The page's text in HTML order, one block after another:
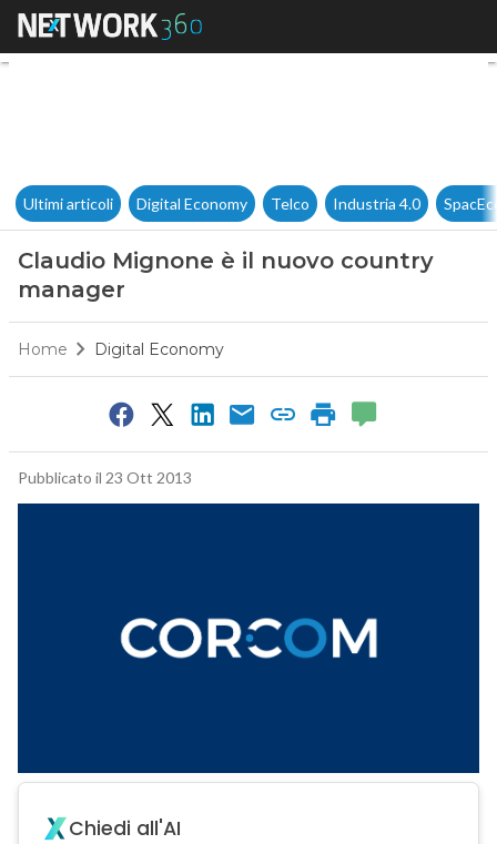
Claudio Mignone è il nuovo
Ultimi articoli Digital Economy Telco Industria 4.0
Claudio Mignone è il nuovo country
manager
Home Digital Economy
Pubblicato il 23 Ott 2013
Chiedi all'AI